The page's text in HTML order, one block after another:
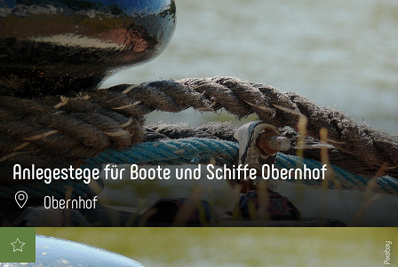
Anlegestege für Boote und Schiffe Obernhof
Obernhof
Pixabay